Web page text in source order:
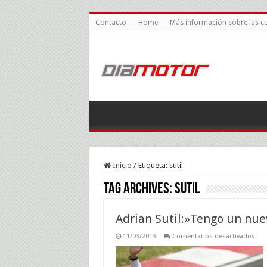
Contacto Home Más información sobre las
Inicio / Etiqueta: sutil
Tag Archives:sutil
Adrian Sutil:»Tengo un
11/03/2013 Comentarios desactivadosen
un